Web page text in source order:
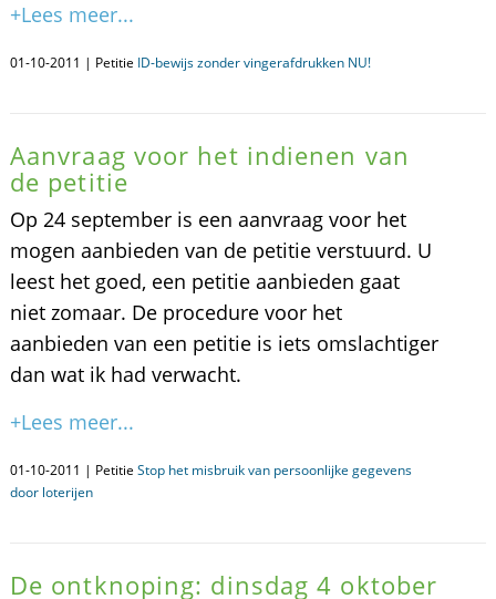
+Lees meer...
01-10-2011 | Petitie ID-bewijs zonder vingerafdrukken NU!
Aanvraag voor het indienen van
de petitie
Op 24 september is een aanvraag voor het
mogen aanbieden van de petitie verstuurd. U
leest het goed, een petitie aanbieden gaat
niet zomaar. De procedure voor het
aanbieden van een petitie is iets omslachtiger
dan wat ik had verwacht.
+Lees meer...
01-10-2011 | Petitie Stop het misbruik van persoonlijke gegevens
door loterijen
De ontknoping: dinsdag 4 oktober